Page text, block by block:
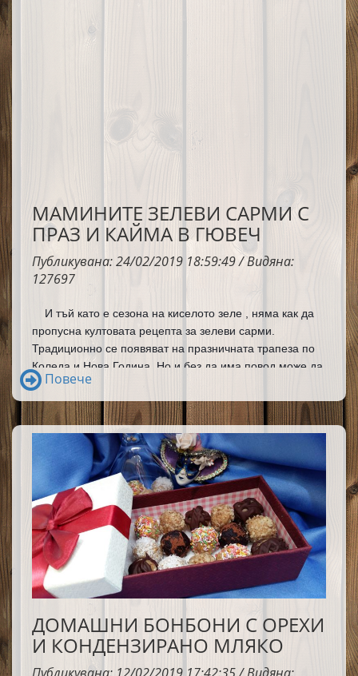
МАМИНИТЕ ЗЕЛЕВИ САРМИ С
ПРАЗ И КАЙМА В ГЮВЕЧ
Публикувана: 24/02/2019 18:59:49 / Видяна:
127697
И тъй като е сезона на киселото зеле , няма как да
пропусна култовата рецепта за зелеви сарми.
Традиционно се появяват на празничната трапеза по
Коледа и Нова Година. Но и без да има повод може да
си направим празник у дома с един гювеч пълен с
вкусни зелеви сарми, а когато са по мамина рецепта
ме връщат винаги в онова време на детството и ми
става хубаво на душата...
Повече
ДОМАШНИ БОНБОНИ С ОРЕХИ
И КОНДЕНЗИРАНО МЛЯКО